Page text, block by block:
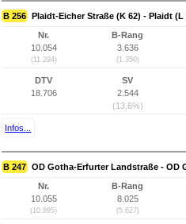
B 256 Plaidt-Eicher Straße (K 62) - Plaidt (L
Nr.
10.054
(11.294)
B-Rang
3.636
(1.350)
DTV
18.706
SV
2.544
(13,6%)
Infos...
B 247 OD Gotha-Erfurter Landstraße - OD
Nr.
10.055
(10.995)
B-Rang
8.025
(5.627)